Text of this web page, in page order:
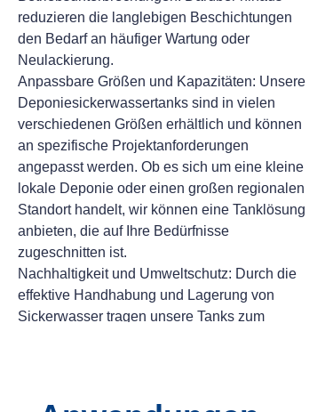
reduzieren die langlebigen Beschichtungen
den Bedarf an häufiger Wartung oder
Neulackierung.
Anpassbare Größen und Kapazitäten: Unsere
Deponiesickerwassertanks sind in vielen
verschiedenen Größen erhältlich und können
an spezifische Projektanforderungen
angepasst werden. Ob es sich um eine kleine
lokale Deponie oder einen großen regionalen
Standort handelt, wir können eine Tanklösung
anbieten, die auf Ihre Bedürfnisse
zugeschnitten ist.
Nachhaltigkeit und Umweltschutz: Durch die
effektive Handhabung und Lagerung von
Sickerwasser tragen unsere Tanks zum
verbundenen Umweltrisiken zu mindern.